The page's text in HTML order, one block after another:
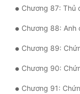
Chương 87: Thủ
Chương 88:
Chương 89:
Chương 90:
Chương 91: